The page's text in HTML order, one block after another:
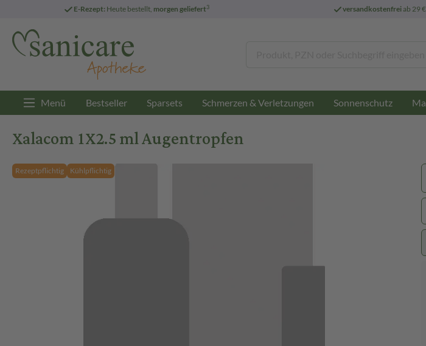
E-Rezept: Heute bestellt, morgen geliefert3 versandkostenfreiab 29
Menü Bestseller Sparsets Schmerzen & Verletzungen Sonnenschutz
Xalacom 1X2.5 ml Augentropfen
Rezeptpflichtig Kühlpflichtig